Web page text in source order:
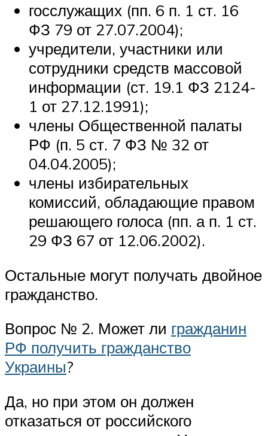
госслужащих (пп. 6 п. 1 ст. 16
ФЗ 79 от 27.07.2004);
учредители, участники или
сотрудники средств массовой
информации (ст. 19.1 ФЗ 2124-
1 от 27.12.1991);
члены Общественной палаты
РФ (п. 5 ст. 7 ФЗ № 32 от
04.04.2005);
члены избирательных
комиссий, обладающие правом
решающего голоса (пп. а п. 1 ст.
29 ФЗ 67 от 12.06.2002).
Остальные могут получать двойное
гражданство.
Вопрос № 2. Может ли гражданин
РФ получить гражданство
Украины?
Да, но при этом он должен
отказаться от российского